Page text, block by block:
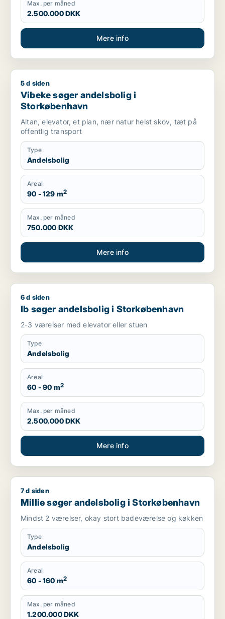
Max. per måned
2.500.000 DKK
Mere info
Vibeke søger andelsbolig i Storkøbenhavn
5 d siden
Vibeke søger andelsbolig i
Storkøbenhavn
Altan, elevator, et plan, nær natur helst skov, tæt på
offentlig transport
Type
Andelsbolig
Areal
90 - 129 m2
Max. per måned
750.000 DKK
Mere info
Ib søger andelsbolig i Storkøbenhavn
6 d siden
Ib søger andelsbolig i Storkøbenhavn
2-3 værelser med elevator eller stuen
Type
Andelsbolig
Areal
60 - 90 m2
Max. per måned
2.500.000 DKK
Mere info
Millie søger andelsbolig i Storkøbenhavn
7 d siden
Millie søger andelsbolig i Storkøbenhavn
Mindst 2 værelser, okay stort badeværelse og køkken
Type
Andelsbolig
Areal
60 - 160 m2
Max. per måned
1.200.000 DKK